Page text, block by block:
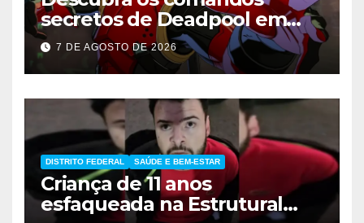
secretos de Deadpool em
Marvel Tokon
7 DE AGOSTO DE 2026
DISTRITO FEDERAL SAÚDE E BEM-ESTAR
Criança de 11 anos
esfaqueada na Estrutural